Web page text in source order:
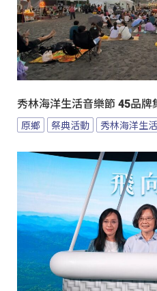
秀林海洋生活音樂節 45品牌
原鄉 祭典活動 秀林海洋生